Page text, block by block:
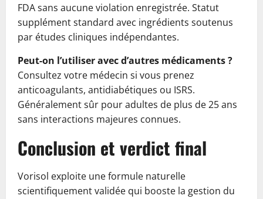
FDA sans aucune violation enregistrée. Statut
supplément standard avec ingrédients soutenus
par études cliniques indépendantes.
Peut-on l’utiliser avec d’autres médicaments ?
Consultez votre médecin si vous prenez
anticoagulants, antidiabétiques ou ISRS.
Généralement sûr pour adultes de plus de 25 ans
sans interactions majeures connues.
Conclusion et verdict final
Vorisol exploite une formule naturelle
scientifiquement validée qui booste la gestion du